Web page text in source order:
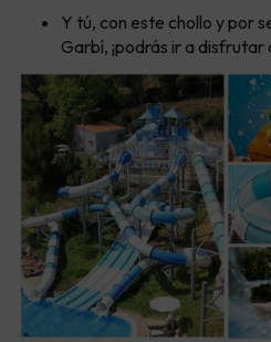
Y tú, con este chollo y por
Garbí, ¡podrás ir a